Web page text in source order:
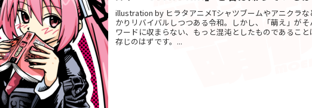
illustration by ヒラタアニメTシャツブームやアニクラな
かりリバイバルしつつある令和。しかし、「萌え」が
ワードに収まらない、もっと混沌としたものであるこ
存じのはずです。...